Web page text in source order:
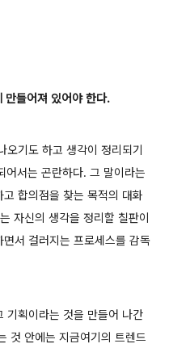
만들어져 있어야 한다.
오기도 하고 생각이 정리되기
어서는 곤란하다. 그 말이라는
합의점을 찾는 목적의 대화
자신의 생각을 정리할 칠판이
서 걸러지는 프로세스를 감독
기획이라는 것을 만들어 나간
것 안에는 지금여기의 트렌드